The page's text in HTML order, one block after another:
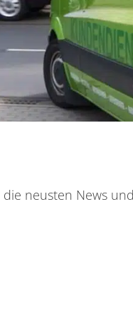
neusten News